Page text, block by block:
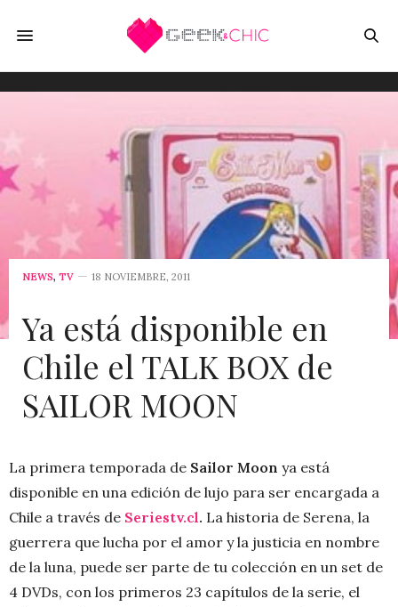
NEWS, TV 18 NOVIEMBRE, 2011
Ya está disponible en
Chile el TALK BOX de
SAILOR MOON
La primera temporada de Sailor Moon ya está
disponible en una edición de lujo para ser encargada a
Chile a través de Seriestv.cl. La historia de Serena, la
guerrera que lucha por el amor y la justicia en nombre
de la luna, puede ser parte de tu colección en un set de
4 DVDs, con los primeros 23 capítulos de la serie, el